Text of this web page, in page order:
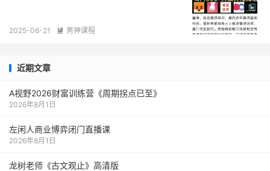
2025-06-21  男神课程
近期文章
A视野2026财富训练营《周期拐点已至》
2026年8月1日
左闲人商业博弈闭门直播课
2026年8月1日
龙树老师《古文观止》高清版